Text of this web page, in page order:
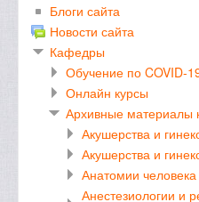
Блоги сайта
Новости сайта
Кафедры
Обучение по COVID-
Онлайн курсы
Архивные материалы
Акушерства и
Акушерства и
Анатомии человека
Анестезиологии и